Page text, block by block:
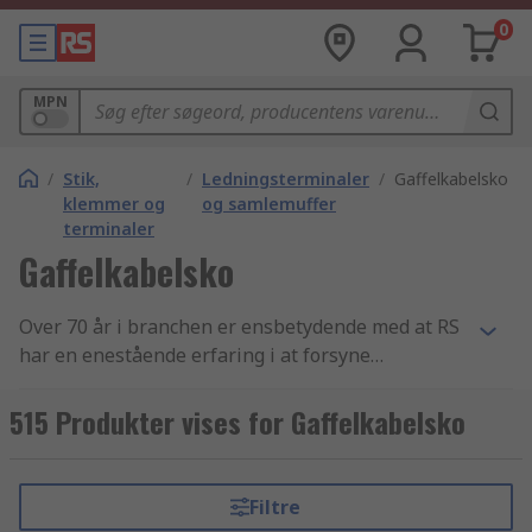
0
MPN
/ Stik,
klemmer og
terminaler
/ Ledningsterminaler
og samlemuffer
/ Gaffelkabelsko
Gaffelkabelsko
Over 70 år i branchen er ensbetydende med at RS
har en enestående erfaring i at forsyne
crimp - gaffelkabelsko og elektronikkomponenter.
Vi yder support til teknikere i hele verden
samt terminaler og samlemuffe produkter til
kunder i over 160 lande verden over. Vores
515 Produkter vises for Gaffelkabelsko
Filtre